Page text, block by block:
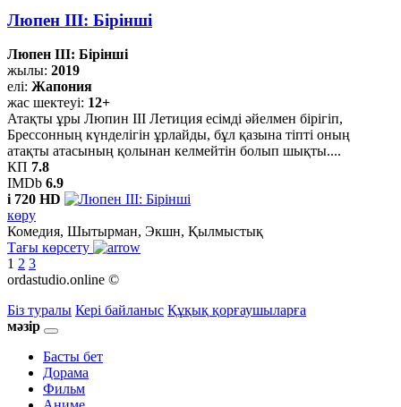
Люпен III: Бірінші
Люпен III: Бірінші
жылы: 2019
елі: Жапония
жас шектеуі: 12+
Атақты ұры Люпин III Летиция есімді әйелмен бірігіп,
Брессонның күнделігін ұрлайды, бұл қазына тіпті оның
атақты атасының қолынан келмейтін болып шықты....
КП 7.8
IMDb 6.9
i 720 HD
көру
Комедия, Шытырман, Экшн, Қылмыстық
Тағы көрсету
1 2 3
ordastudio.online ©
Біз туралы Кері байланыс Құқық қорғаушыларға
мәзір
Басты бет
Дорама
Фильм